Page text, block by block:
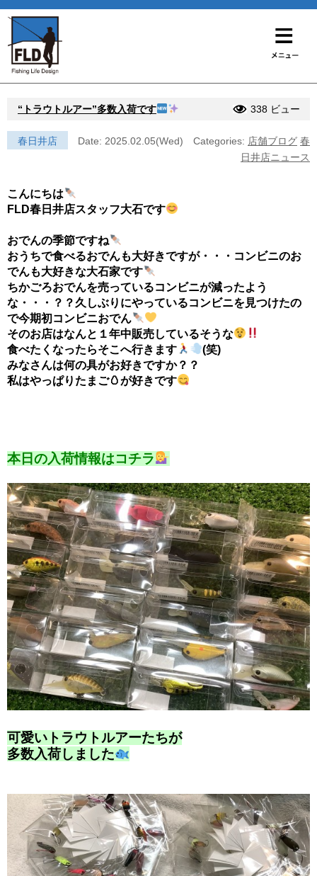
“トラウトルアー”多数入荷です 338 ビュー
春日井店 Date: 2025.02.05(Wed) Categories: 店舗ブログ 春
日井店ニュース
こんにちは
FLD春日井店スタッフ大石です
おでんの季節ですね
おうちで食べるおでんも大好きですが・・・コンビニのお
でんも大好きな大石家です
ちかごろおでんを売っているコンビニが減ったよう
な・・・？？久しぶりにやっているコンビニを見つけたの
で今期初コンビニおでん
そのお店はなんと１年中販売しているそうな
食べたくなったらそこへ行きます
(笑)
みなさんは何の具がお好きですか？？
私はやっぱりたまご🥚が好きです
本日の入荷情報はコチラ
可愛いトラウトルアーたちが
多数入荷しました